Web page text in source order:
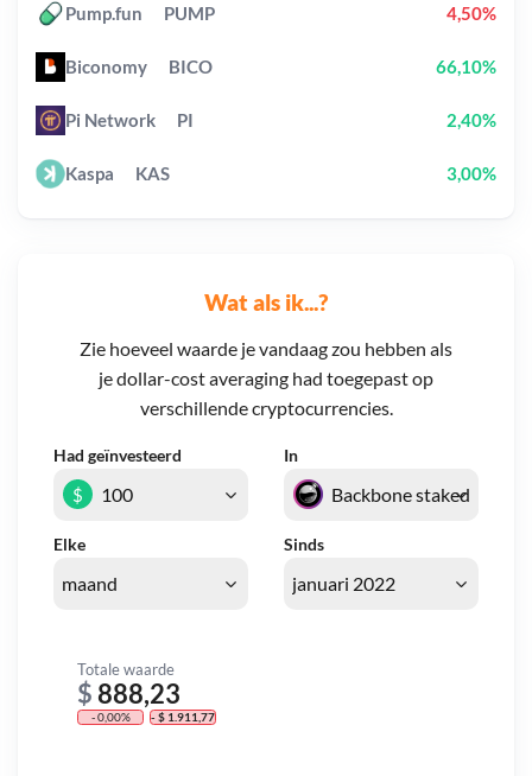
Wat als ik...?
Zie hoeveel waarde je vandaag zou hebben als
je dollar-cost averaging had toegepast op
verschillende cryptocurrencies.
Had geïnvesteerd In
Elke Sinds
$
Totale waarde
$ 888,23
- 0,00% - $ 1.911,77
Pump.fun PUMP 4,50%
Biconomy BICO 66,10%
Pi Network PI 2,40%
Kaspa KAS 3,00%